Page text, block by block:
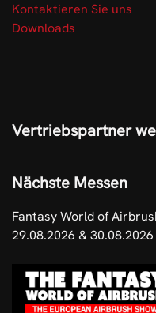
Kontaktieren Sie uns
Downloads
Vertriebspartner
Nächste Messen
Fantasy World of
29.08.2026 & 30.08.2026